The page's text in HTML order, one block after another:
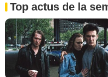
Top actus de la